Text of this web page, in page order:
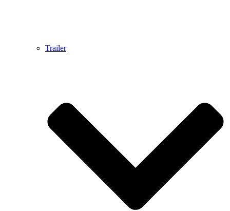
Trailer